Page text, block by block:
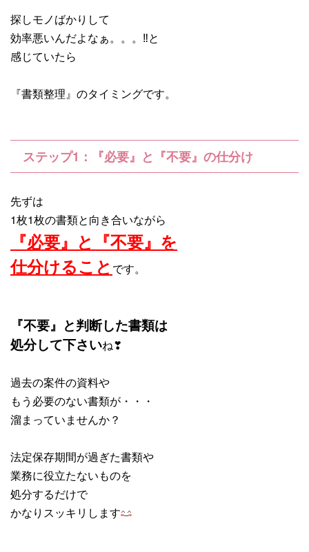
探しモノばかりして
効率悪いんだよなぁ。。。‼と
感じていたら
『書類整理』のタイミングです。
ステップ1：『必要』と『不要』の仕分け
先ずは
1枚1枚の書類と向き合いながら
『必要』と『不要』を
仕分けること です。
『不要』と判断した書類は
処分して下さいね❣
過去の案件の資料や
もう必要のない書類が・・・
溜まっていませんか？
法定保存期間が過ぎた書類や
業務に役立たないものを
処分するだけで
かなりスッキリします